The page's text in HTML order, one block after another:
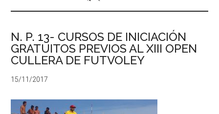
N. P. 13- CURSOS DE INICIACIÓN
GRATUITOS PREVIOS AL XIII OPEN
CULLERA DE FUTVOLEY
15/11/2017